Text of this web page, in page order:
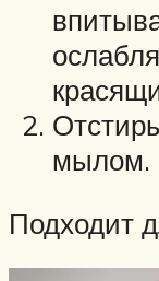
мылом.
Подходит